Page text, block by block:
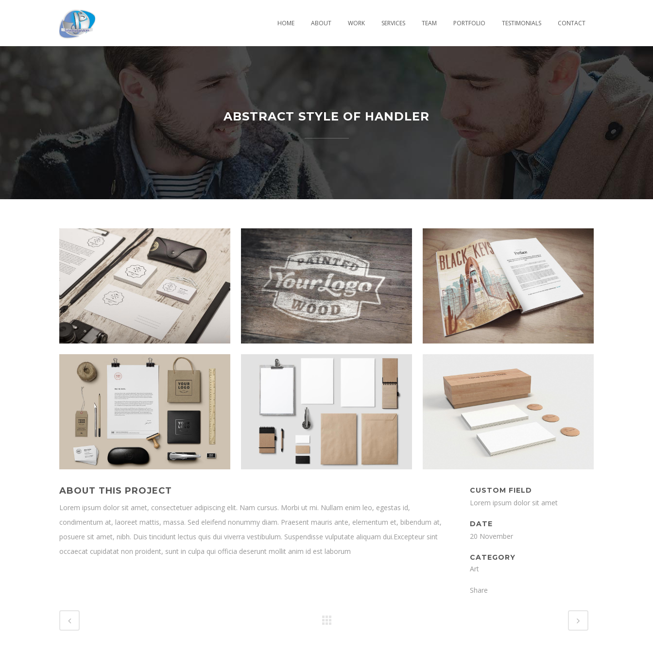
HOME ABOUT WORK SERVICES TEAM PORTFOLIO TESTIMONIALS CONTACT
ABSTRACT STYLE OF HANDLER
ABOUT THIS PROJECT
Lorem ipsum dolor sit amet, consectetuer adipiscing elit. Nam cursus. Morbi ut mi. Nullam enim leo, egestas id,
condimentum at, laoreet mattis, massa. Sed eleifend nonummy diam. Praesent mauris ante, elementum et, bibendum at,
posuere sit amet, nibh. Duis tincidunt lectus quis dui viverra vestibulum. Suspendisse vulputate aliquam dui.Excepteur sint
occaecat cupidatat non proident, sunt in culpa qui officia deserunt mollit anim id est laborum
CUSTOM FIELD
Lorem ipsum dolor sit amet
DATE
20 November
CATEGORY
Art
Share